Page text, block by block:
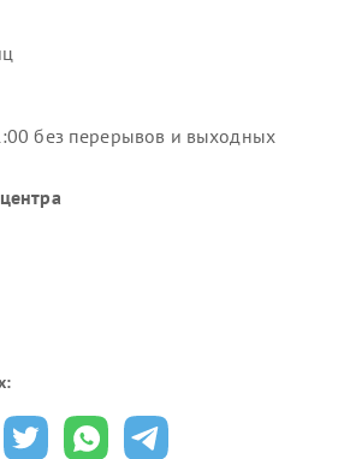
без перерывов и выходных